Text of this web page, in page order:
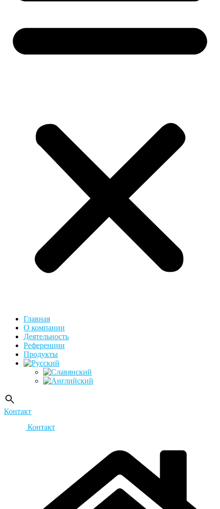
Главная
О компании
Деятельность
Референции
Продукты
Контакт
Контакт